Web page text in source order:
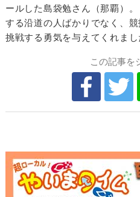
ールした島袋勉さん（那覇）
する沿道の人ばかりでなく、
挑戦する勇気を与えてくれまし
この記事を